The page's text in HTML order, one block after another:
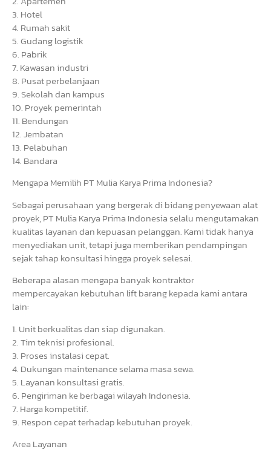
3. Hotel
4. Rumah sakit
5. Gudang logistik
6. Pabrik
7. Kawasan industri
8. Pusat perbelanjaan
9. Sekolah dan kampus
10. Proyek pemerintah
11. Bendungan
12. Jembatan
13. Pelabuhan
14. Bandara
Mengapa Memilih PT Mulia Karya Prima Indonesia?
Sebagai perusahaan yang bergerak di bidang penyewaan alat
proyek, PT Mulia Karya Prima Indonesia selalu mengutamakan
kualitas layanan dan kepuasan pelanggan. Kami tidak hanya
menyediakan unit, tetapi juga memberikan pendampingan
sejak tahap konsultasi hingga proyek selesai.
Beberapa alasan mengapa banyak kontraktor
mempercayakan kebutuhan lift barang kepada kami antara
lain:
1. Unit berkualitas dan siap digunakan.
2. Tim teknisi profesional.
3. Proses instalasi cepat.
4. Dukungan maintenance selama masa sewa.
5. Layanan konsultasi gratis.
6. Pengiriman ke berbagai wilayah Indonesia.
7. Harga kompetitif.
9. Respon cepat terhadap kebutuhan proyek.
Area Layanan